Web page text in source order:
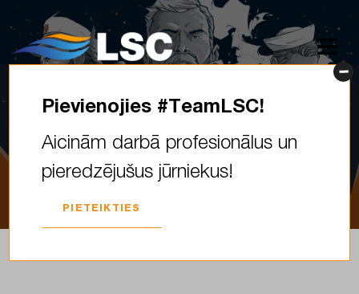
Jūra meklē saimnieku!
2020. GADA 20. JANVĀRIS
Pievienojies #TeamLSC!
Aicinām darbā profesionālus un
pieredzējušus jūrniekus!
PIETEIKTIES